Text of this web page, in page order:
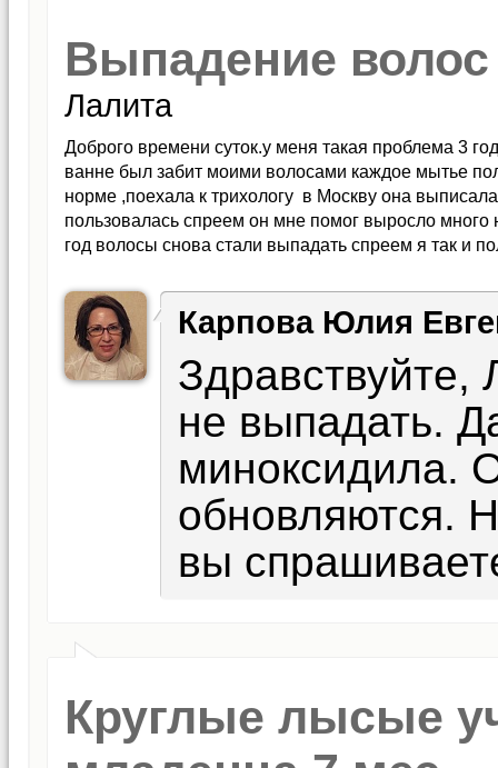
Выпадение волос
Лалита
Доброго времени суток.у меня такая проблема 3
ванне был забит моими волосами каждое мытье
норме ,поехала к трихологу в Москву она
пользовалась спреем он мне помог выросло
год волосы снова стали выпадать спреем я так и
чем -я хочу уйти миноксидила как мне это сделать
Карпова Юлия
Здравствуйте,
не выпадать.
миноксидила.
обновляются.
вы
Круглые лысые